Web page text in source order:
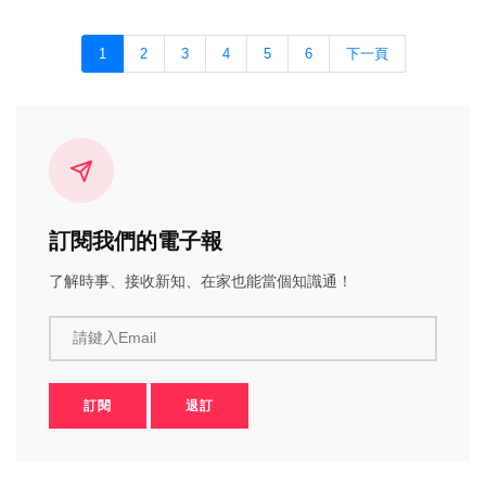
1 2 3 4 5 6 下一頁
訂閱我們的電子報
了解時事、接收新知、在家也能當個知識通！
請鍵入Email
訂閱 退訂